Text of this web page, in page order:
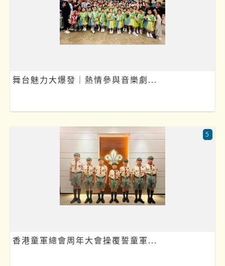
舞台魅力大爆發｜熱情參與音樂劇...
香港童軍總會周年大會操覆誓童軍...
5